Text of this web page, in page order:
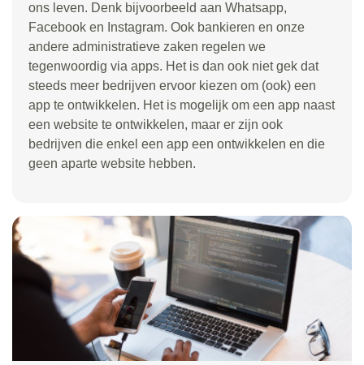
ons leven. Denk bijvoorbeeld aan Whatsapp,
Facebook en Instagram. Ook bankieren en onze
andere administratieve zaken regelen we
tegenwoordig via apps. Het is dan ook niet gek dat
steeds meer bedrijven ervoor kiezen om (ook) een
app te ontwikkelen. Het is mogelijk om een app naast
een website te ontwikkelen, maar er zijn ook
bedrijven die enkel een app een ontwikkelen en die
geen aparte website hebben.